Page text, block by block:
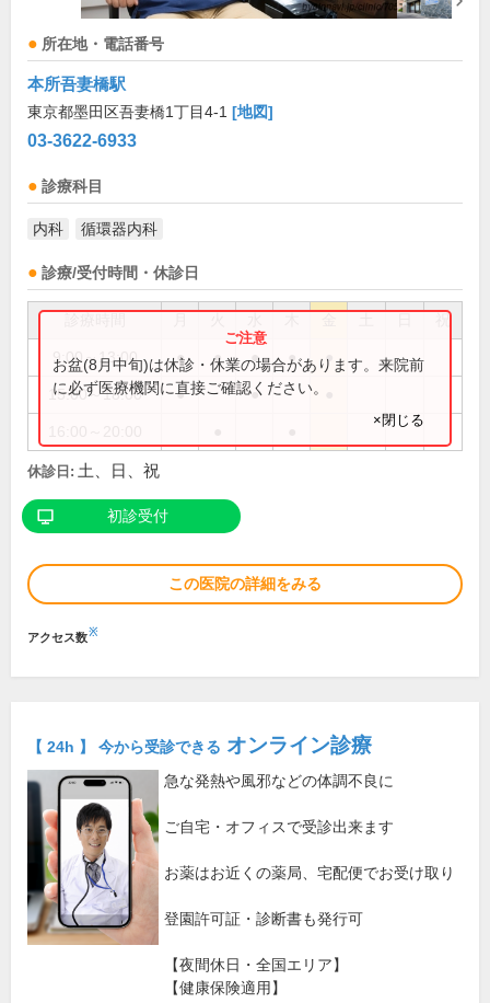
所在地・電話番号
本所吾妻橋駅
東京都墨田区吾妻橋1丁目4-1 [地図]
03-3622-6933
診療科目
内科 循環器内科
診療/受付時間・休診日
祝
9:00～13:00 ● ● ● ● ●
15:00～18:00 ● ●
お盆(8月中旬)は休診・休業の場合があります。来院前
に必ず医療機関に直接ご確認ください。
×閉じる
休診日: 土、日、祝
初診受付
この医院の詳細をみる
アクセス数※
【 24h 】 今から受診できる オンライン診療
急な発熱や風邪などの体調不良に
ご自宅・オフィスで受診出来ます
お薬はお近くの薬局、宅配便でお受け取り
登園許可証・診断書も発行可
【夜間休日・全国エリア】
【健康保険適用】